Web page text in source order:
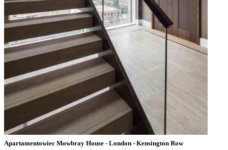
Apartamentowiec Mowbray House - London - Kensington Row